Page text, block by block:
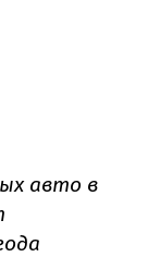
авто в